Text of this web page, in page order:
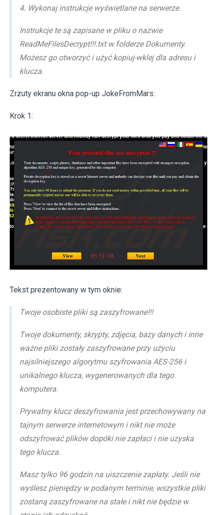
4. Wykonaj instrukcje wyświetlane na serwerze.
Instrukcje te są zapisane w pliku o nazwie
ReadMeFilesDecrypt!!!.txt w folderze Dokumenty.
Możesz go otworzyć i użyć kopiuj-wklej dla adresu i
klucza.
Zrzuty ekranu okna pop-up JokeFromMars:
Krok 1:
Tekst prezentowany w tym oknie:
Twoje osobiste pliki są zaszyfrowane!!!
Twoje dokumenty, skrypty, zdjęcia, bazy danych i inne
ważne pliki zostały zaszyfrowane przy użyciu
najsilniejszego algorytmu szyfrowania AES-256 i
unikalnego klucza, wygenerowanych dla tego
komputera.
Prywatny klucz deszyfrowania jest przechowywany na
tajnym serwerze internetowym i nikt nie może
odszyfrować plików dopóki nie zapłaci i nie uzyska
tego klucza.
Masz tylko 96 godzin na uiszczenie zapłaty. Jeśli nie
wyślesz pieniędzy w podanym terminie, wszystkie pliki
zostaną zaszyfrowane na stałe i nikt nie będzie w